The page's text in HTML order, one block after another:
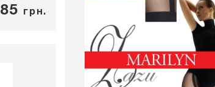
85 грн.